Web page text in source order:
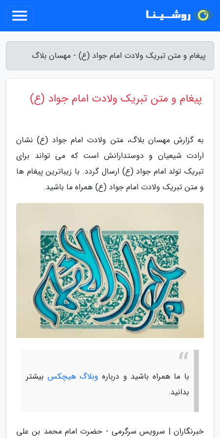
پیغام و متن تبریک ولادت امام جواد (ع) - مهسان بلاگ
پیغام و متن تبریک ولادت امام جواد (ع)
به گزارش مهسان بلاگ، متن ولادت امام جواد (ع) نشان
ارادت شیعیان و دوستدارانش است که می تواند برای
تبریک تولد امام جواد (ع) ارسال گردد. با زیباترین پیغام ها
و متن تبریک ولادت امام جواد (ع) همراه ما باشید.
با ما همراه باشید و درباره وبلاگ هیچکس بیشتر
بدانید.
خبرنگاران | سرویس سرگرمی - حضرت امام محمد بن علی